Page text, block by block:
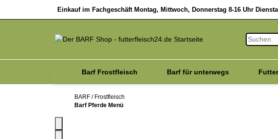
Einkauf im Fachgeschäft Montag, Mittwoch, Donnerstag 8-16 Uhr
Barf Frostfleisch Barf für unterwegs
Sale
BARF / Frostfleisch
Barf Pferde Menü